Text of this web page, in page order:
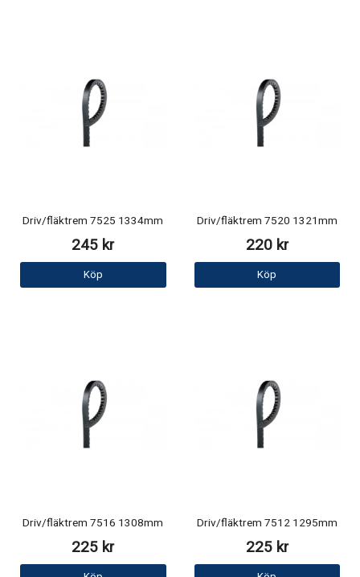
Driv/fläktrem 7525 1334mm
245 kr
Köp
Driv/fläktrem 7520 1321mm
220 kr
Köp
Driv/fläktrem 7516 1308mm
225 kr
Driv/fläktrem 7512 1295mm
225 kr